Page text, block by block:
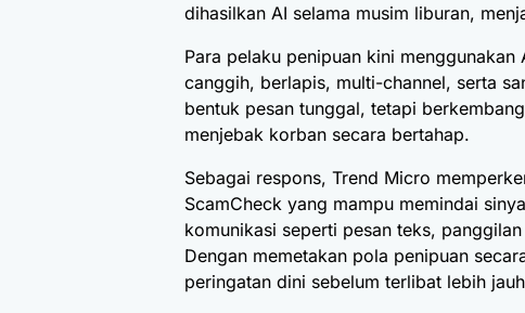
dihasilkan AI selama musim liburan,
Para pelaku penipuan kini
canggih, berlapis, multi-channel, serta
bentuk pesan tunggal, tetapi
menjebak korban secara bertahap.
Sebagai respons, Trend Micro
ScamCheck yang mampu memindai
komunikasi seperti pesan teks,
Dengan memetakan pola penipuan
peringatan dini sebelum terlibat lebih